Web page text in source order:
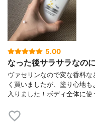
5.00
なった後サラサラなの
ヴァセリンなので変な香料
く買いましたが、塗り心地
入りました！ボディ全体に